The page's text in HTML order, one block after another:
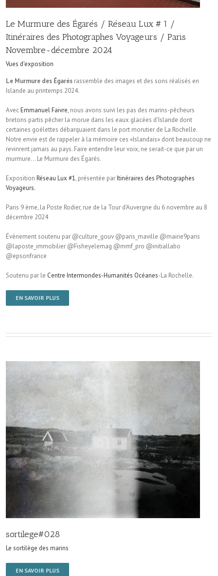
Le Murmure des Égarés / Réseau Lux # 1 /
Itinéraires des Photographes Voyageurs / Paris
Novembre-décembre 2024
Vues d'exposition
Le Murmure des Égarés rassemble des images et des sons réalisés en
Islande au printemps 2024.
AvecEmmanuel Faivre, nous avons suivi les pas des marins-pêcheurs
bretons partis pêcher la morue dans les eaux glacées d’Islande dont
certaines goélettes débarquaient dans le port morutier de La Rochelle.
Notre envie est de rappeler à la mémoire ces «Islandais» dont beaucoup ne
revinrent jamais au pays. Faire entendre leur voix, ne serait-ce que par un
murmure… Le Murmure des Égarés.
Exposition Réseau Lux #1, présentée parItinéraires des Photographes
Voyageurs.
Paris 9 ème, la Poste Rodier, rue de la Tour d’Auvergne du 6 novembre au 8
décembre 2024
Évènement soutenu par @culture_gouv @paris_maville @mairie9paris
@laposte_immobilier @Fisheyelemag @mmf_pro @initiallabo
@epsonfrance
Soutenu par le Centre Intermondes-Humanités Océanes-La Rochelle.
EN SAVOIR PLUS
sortilege#028
Le sortilège des marins
EN SAVOIR PLUS